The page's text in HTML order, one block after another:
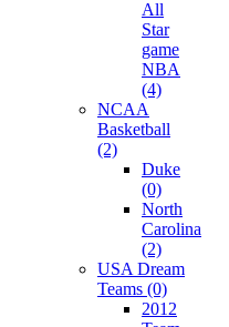
All
Star
game
NBA
(4)
NCAA
Basketball
(2)
Duke
(0)
North
Carolina
(2)
USA Dream
Teams (0)
2012